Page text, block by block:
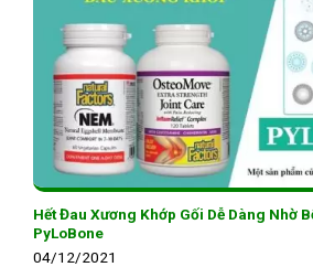
Hết Đau Xương Khớp Gối Dễ Dàng Nhờ
PyLoBone
04/12/2021